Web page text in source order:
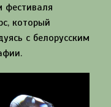
фестиваля
который
с белорусским